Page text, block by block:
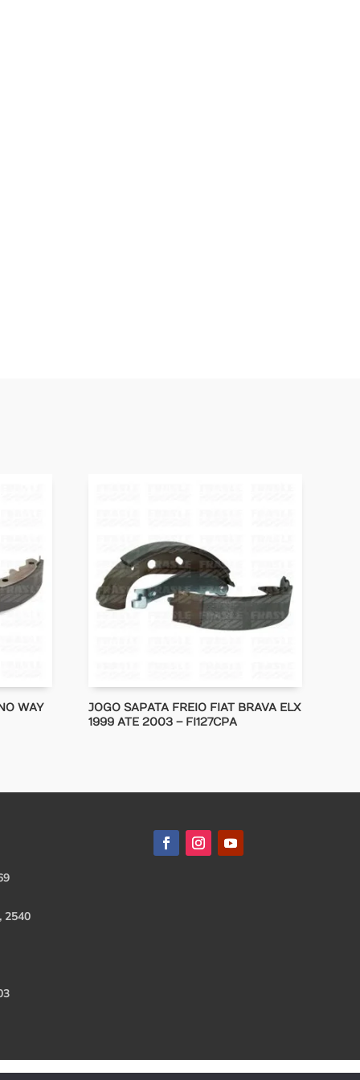
WAY
JOGO SAPATA FREIO FIAT BRAVA ELX
1999 ATE 2003 – FI127CPA
2540